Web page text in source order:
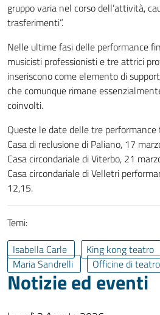
gruppo varia nel corso dell’attività,
trasferimenti”.
Nelle ultime fasi delle performance
musicisti professionisti e tre attrici
inseriscono come elemento di
che comunque rimane
coinvolti.
Queste le date delle tre performance
Casa di reclusione di Paliano, 17
Casa circondariale di Viterbo, 21
Casa circondariale di Velletri
12,15.
Temi:
Isabella Carle
King kong teatro
Maria Sandrelli
Officine di
Notizie ed eventi